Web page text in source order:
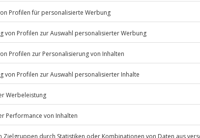
ca. 3 Stunden & Canyoning Tour
Terminen verfügbar
Listenansicht
© OpenStreetMaps